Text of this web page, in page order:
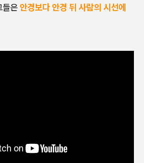
들은안경보다 안경 뒤 사람의 시선에